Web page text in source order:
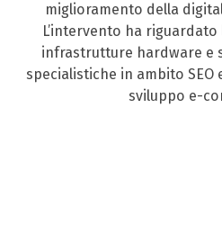
miglioramento della
L’intervento ha
infrastrutture hardware e
specialistiche in ambito SEO
sviluppo e-